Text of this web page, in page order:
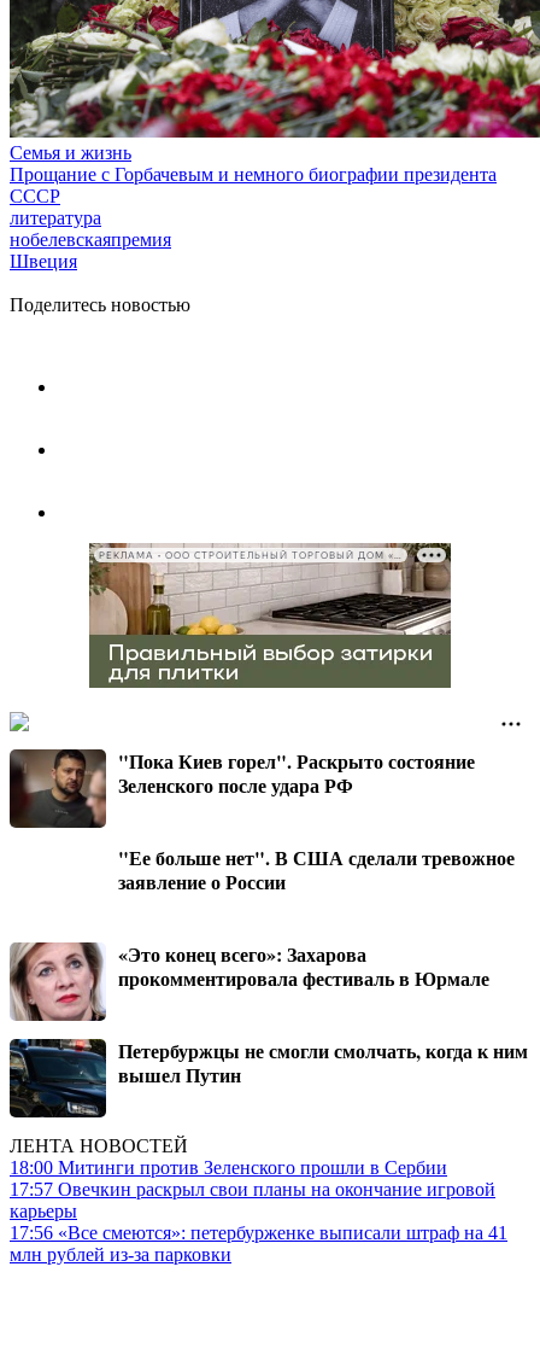
Семья и жизнь
Прощание с Горбачевым и немного биографии президента
СССР
литература
нобелевскаяпремия
Швеция
Поделитесь новостью
РЕКЛАМА • ООО СТРОИТЕЛЬНЫЙ ТОРГОВЫЙ ДОМ «ПЕТРОВИЧ», ИНН 7802348846
"Пока Киев горел". Раскрыто состояние
Зеленского после удара РФ
"Ее больше нет". В США сделали тревожное
заявление о России
«Это конец всего»: Захарова
прокомментировала фестиваль в Юрмале
Петербуржцы не смогли смолчать, когда к ним
вышел Путин
ЛЕНТА НОВОСТЕЙ
18:00 Митинги против Зеленского прошли в Сербии
17:57 Овечкин раскрыл свои планы на окончание игровой
карьеры
17:56 «Все смеются»: петербурженке выписали штраф на 41
млн рублей из-за парковки